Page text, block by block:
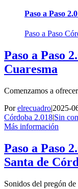
Paso a Paso
Paso a Paso
Paso a Paso
Cuaresma
Comenzamos a
Porelrecuadro|2025-
Córdoba 2.018|Sin
Más información
Paso a Paso
Santa de
Sonidos del pregón